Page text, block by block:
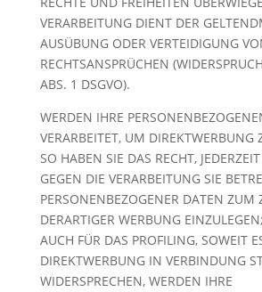
VERARBEITUNG DIENT DER
AUSÜBUNG ODER VERTEIDIGUNG
RECHTSANSPRÜCHEN
ABS. 1 DSGVO).
WERDEN IHRE
VERARBEITET, UM DIREKTWERBUNG
SO HABEN SIE DAS RECHT,
GEGEN DIE VERARBEITUNG SIE
PERSONENBEZOGENER DATEN ZUM
DERARTIGER WERBUNG
AUCH FÜR DAS PROFILING, SOWEIT
DIREKTWERBUNG IN VERBINDUNG
WIDERSPRECHEN, WERDEN IHRE